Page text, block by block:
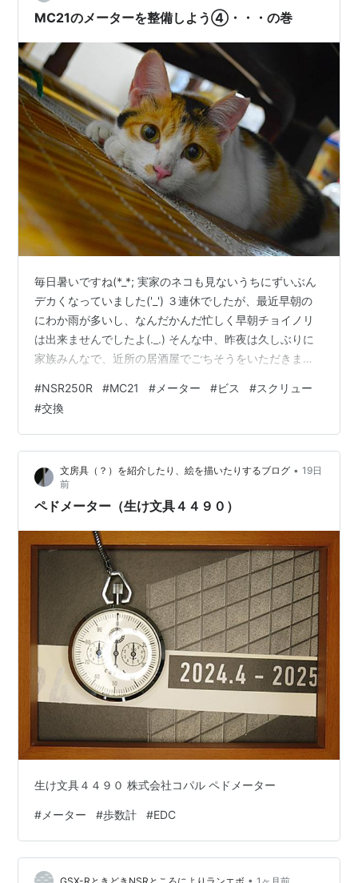
MC21のメーターを整備しよう④・・・の巻
毎日暑いですね(*_*; 実家のネコも見ないうちにずいぶん
デカくなっていました('_') ３連休でしたが、最近早朝の
にわか雨が多いし、なんだかんだ忙しく早朝チョイノリ
は出来ませんでしたよ(._.) そんな中、昨夜は久しぶりに
家族みんなで、近所の居酒屋でごちそうをいただきまし
メーター整備も中盤ですが、裏面のネジ類を交換しまし
ょう。 交換しようが性能に影響はないレベルのついで作
業です。 確か記憶では、５種類くらい使用されています
が、２種類は廃盤だったはずです。 と言うことで、入手
できる３種類を交換します。 どうでも良い内容のため、
細か…
#NSR250R #MC21 # メーター #ビス #スクリュー
#交換
文房具（？）を紹介したり、絵を描いたりするブログ • 19日
前
ペドメーター（生け文具４４９０）
生け文具４４９０ 株式会社コパル ペドメーター
# メーター #歩数計 #EDC
•